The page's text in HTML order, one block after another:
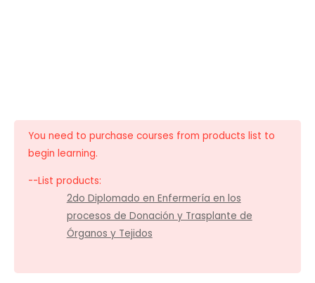
You need to purchase courses from products list to
begin learning.
--List products:
2do Diplomado en Enfermería en los
procesos de Donación y Trasplante de
Órganos y Tejidos